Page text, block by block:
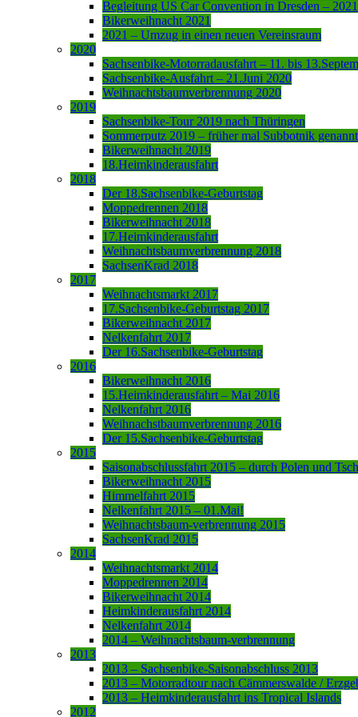
Begleitung US Car Convention in Dresden – 2021
Bikerweihnacht 2021
2021 – Umzug in einen neuen Vereinsraum
2020
Sachsenbike-Motorradausfahrt – 11. bis
Sachsenbike-Ausfahrt – 21.Juni 2020
Weihnachtsbaumverbrennung 2020
2019
Sachsenbike-Tour 2019 nach Thüringen
Sommerputz 2019 – früher mal Subbotnik genannt
Bikerweihnacht 2019
18.Heimkinderausfahrt
2018
Der 18.Sachsenbike-Geburtstag
Moppedrennen 2018
Bikerweihnacht 2018
17.Heimkinderausfahrt
Weihnachtsbaumverbrennung 2018
SachsenKrad 2018
2017
Weihnachtsmarkt 2017
17.Sachsenbike-Geburtstag 2017
Bikerweihnacht 2017
Nelkenfahrt 2017
Der 16.Sachsenbike-Geburtstag
2016
Bikerweihnacht 2016
15.Heimkinderausfahrt – Mai 2016
Nelkenfahrt 2016
Weihnachstbaumverbrennung 2016
Der 15.Sachsenbike-Geburtstag
2015
Saisonabschlussfahrt 2015 – durch Polen und
Bikerweihnacht 2015
Himmelfahrt 2015
Nelkenfahrt 2015 – 01.Mai!
Weihnachtsbaum-verbrennung 2015
SachsenKrad 2015
2014
Weihnachtsmarkt 2014
Moppedrennen 2014
Bikerweihnacht 2014
Heimkinderausfahrt 2014
Nelkenfahrt 2014
2014 – Weihnachtsbaum-verbrennung
2013
2013 – Sachsenbike-Saisonabschluss 2013
2013 – Motorradtour nach Cämmerswalde /
2013 – Heimkinderausfahrt ins Tropical Islands
2012